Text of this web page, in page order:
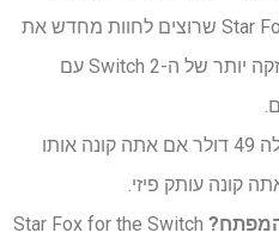
מעריצי Star Fox שרוצים לחוות מחדש את
Star Fox 64 בחומרה החזקה יותר של ה-Switch 2 עם
Star Fox עולה 49 דולר אם אתה קונה אותו
Star Fox for the Switch